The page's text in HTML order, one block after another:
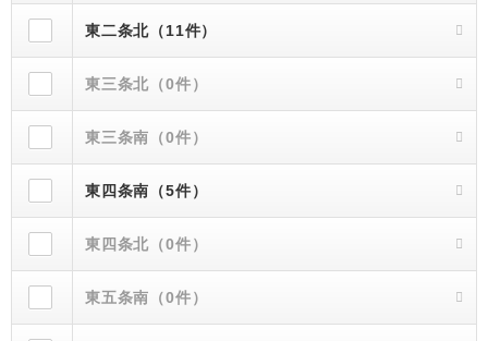
東二条北（11件）
東三条北（0件）
東三条南（0件）
東四条南（5件）
東四条北（0件）
東五条南（0件）